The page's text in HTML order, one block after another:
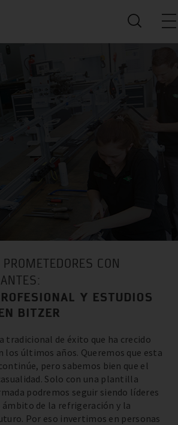
CON
Y ESTUDIOS
BITZER
tradicional de éxito que ha crecido
últimos años. Queremos que esta
pero sabemos bien que el
Solo con una plantilla
podremos seguir siendo líderes
ámbito de la refrigeración y la
Por eso invertimos en personas